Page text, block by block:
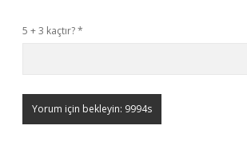
5 + 3 kaçtır?*